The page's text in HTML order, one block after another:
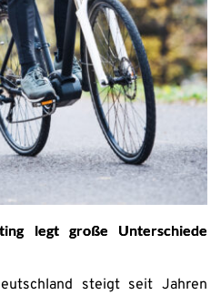
legt große Unterschiede
steigt seit Jahren